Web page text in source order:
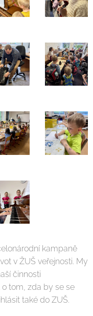
kampaně
v ŽUŠ veřejnosti. My
činnosti
tom, zda by se se
také do ZUŠ.